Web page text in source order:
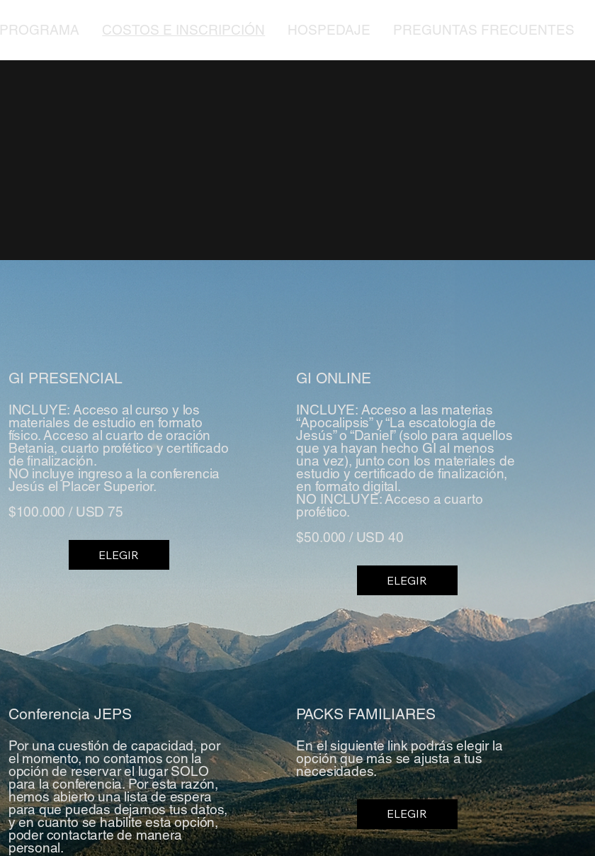
PROGRAMA COSTOS E INSCRIPCIÓN HOSPEDAJE PREGUNTAS FRECUENTES
ELEGIR
INCLUYE: Acceso al curso y los
materiales de estudio en formato
físico. Acceso al cuarto de oración
Betania, cuarto profético y certificado
de finalización.
NO incluye ingreso a la conferencia
Jesús el Placer Superior.
$100.000 / USD 75
GI PRESENCIAL
ELEGIR
INCLUYE: Acceso a las materias
“Apocalipsis” y “La escatología de
Jesús” o “Daniel” (solo para aquellos
que ya hayan hecho GI al menos
una vez), junto con los materiales de
estudio y certificado de finalización,
en formato digital.
NO INCLUYE: Acceso a cuarto
profético.
$50.000 / USD 40
GI ONLINE
Por una cuestión de capacidad, por
el momento, no contamos con la
opción de reservar el lugar SOLO
para la conferencia. Por esta razón,
hemos abierto una lista de espera
para que puedas dejarnos tus datos,
y en cuanto se habilite esta opción,
poder contactarte de manera
personal.
Conferencia JEPS
ELEGIR
En el siguiente link podrás elegir la
opción que más se ajusta a tus
necesidades.
PACKS FAMILIARES